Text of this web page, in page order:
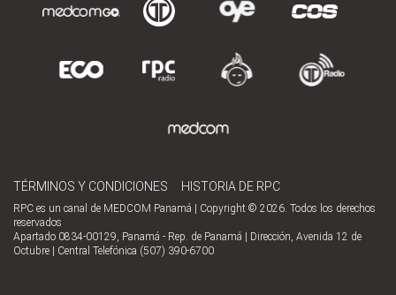
TÉRMINOS Y CONDICIONES HISTORIA DE RPC
RPC es un canal de MEDCOM Panamá | Copyright © 2026. Todos los derechos
reservados
Apartado 0834-00129, Panamá - Rep. de Panamá | Dirección, Avenida 12 de
Octubre | Central Telefónica (507) 390-6700